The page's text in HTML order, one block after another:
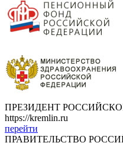
ПРЕЗИДЕНТ
https://kremlin.ru
перейти
ПРАВИТЕЛЬСТВО